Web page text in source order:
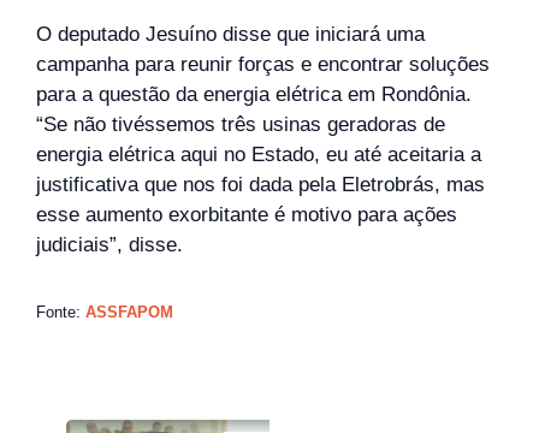
O deputado Jesuíno disse que iniciará uma
campanha para reunir forças e encontrar soluções
para a questão da energia elétrica em Rondônia.
“Se não tivéssemos três usinas geradoras de
energia elétrica aqui no Estado, eu até aceitaria a
justificativa que nos foi dada pela Eletrobrás, mas
esse aumento exorbitante é motivo para ações
judiciais”, disse.
Fonte: ASSFAPOM